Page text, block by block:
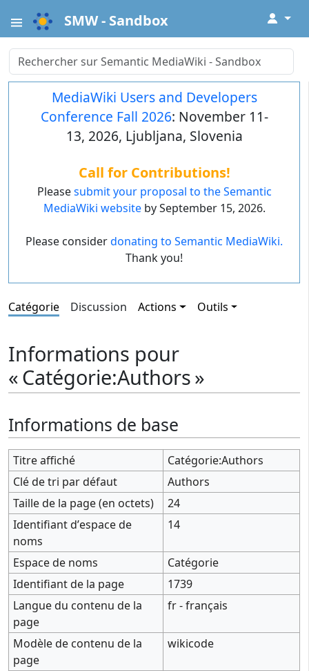
SMW - Sandbox ↓
MediaWiki Users and Developers
Conference Fall 2026: November 11-
13, 2026, Ljubljana, Slovenia
Call for Contributions!
Pleasesubmit your proposal to the Semantic
MediaWiki websiteby September 15, 2026.
Please considerdonating to Semantic MediaWiki.
Thank you!
Catégorie Discussion Actions Outils
Informations pour
« Catégorie:Authors »
Informations de base
Titre affiché
Catégorie:Authors
Clé de tri par défaut
Authors
Taille de la page (en octets)
24
Identifiant dʼespace de
noms
14
Espace de noms
Catégorie
Identifiant de la page
1739
Langue du contenu de la
page
fr - français
Modèle de contenu de la
page
wikicode